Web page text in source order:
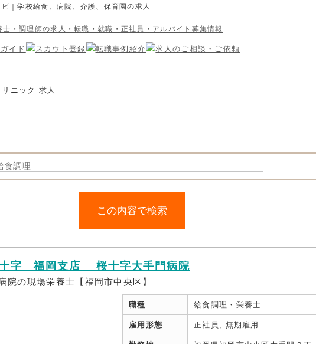
｜学校給食、病院、介護、保育園の求人
ニック 求人
十字 福岡支店 桜十字大手門病院
院の現場栄養士【福岡市中央区】
職種 給食調理・栄養士
雇用形態 正社員, 無期雇用